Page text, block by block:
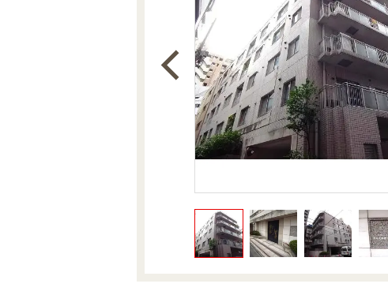
投資用物件を探す
住まいと暮らしの税金の本（電子ブック）
売却時手取り金額試算
住まいと暮らしの税金の本（電子ブック）
会社案内（電子ブック版）